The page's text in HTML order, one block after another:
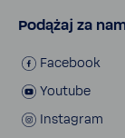
Podążaj za
Face­book
Youtube
Insta­gram